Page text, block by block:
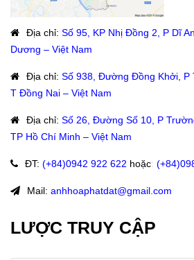
Địa chỉ: Số 95, KP Nhị Đồng 2, P Dĩ
Dương – Việt Nam
Địa chỉ: Số 938, Đường Đồng Khởi, P
T Đồng Nai – Việt Nam
Địa chỉ: Số 26, Đường Số 10, P
TP Hồ Chí Minh – Việt Nam
ĐT: (+84)0942 922 622 hoặc:
Mail: anhhoaphatdat@gmail.com
LƯỢC TRUY CẬP